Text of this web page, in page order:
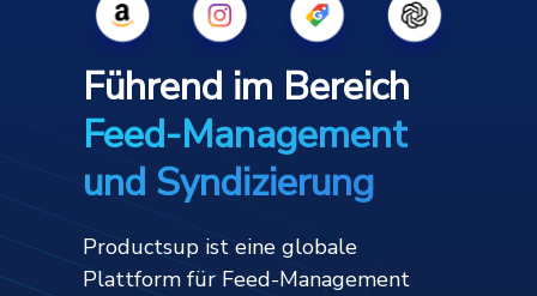
Führend im Bereich
Feed-Management
und Syndizierung
Productsup ist eine globale
Plattform für Feed-Management